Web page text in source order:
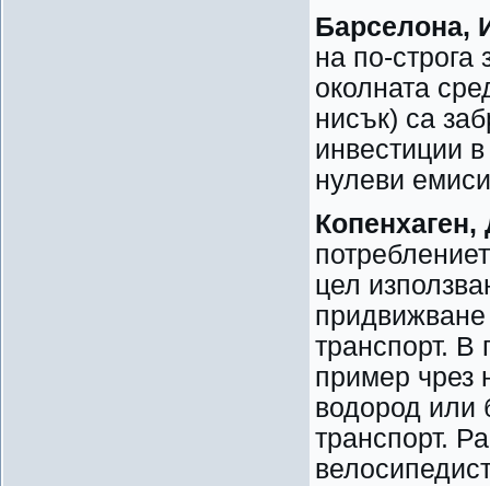
Барселона,
на по-строга
околната
нисък) са
инвестиции
нулеви
Копенхаген,
цел
транспорт. В
пример чрез
водород или
транспорт.